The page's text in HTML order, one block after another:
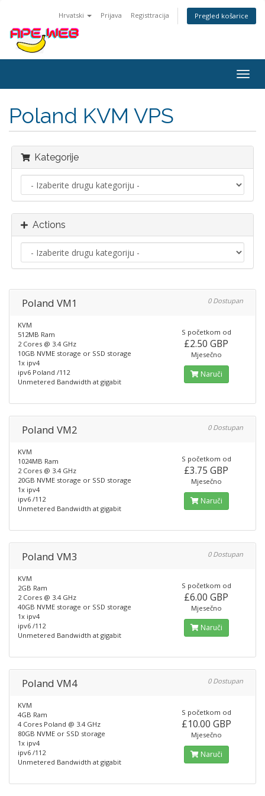
Hrvatski Prijava Registtracija Pregled košarice
Poland KVM VPS
Kategorije
Actions
Poland VM1 0 Dostupan
KVM
512MB Ram
2 Cores @ 3.4 GHz
10GB NVME storage or SSD storage
1x ipv4
ipv6 Poland /112
Unmetered Bandwidth at gigabit
S početkom od
£2.50 GBP
Mjesečno
Naruči
Poland VM2 0 Dostupan
KVM
1024MB Ram
2 Cores @ 3.4 GHz
20GB NVME storage or SSD storage
1x ipv4
ipv6 /112
Unmetered Bandwidth at gigabit
S početkom od
£3.75 GBP
Mjesečno
Naruči
Poland VM3 0 Dostupan
KVM
2GB Ram
2 Cores @ 3.4 GHz
40GB NVME storage or SSD storage
1x ipv4
ipv6 /112
Unmetered Bandwidth at gigabit
S početkom od
£6.00 GBP
Mjesečno
Naruči
Poland VM4 0 Dostupan
KVM
4GB Ram
4 Cores Poland @ 3.4 GHz
80GB NVME or SSD storage
1x ipv4
ipv6 /112
Unmetered Bandwidth at gigabit
S početkom od
£10.00 GBP
Mjesečno
Naruči